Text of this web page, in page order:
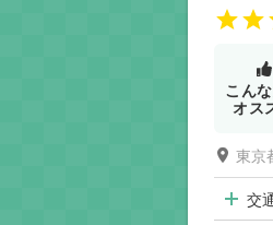
こん
オス
東京
交